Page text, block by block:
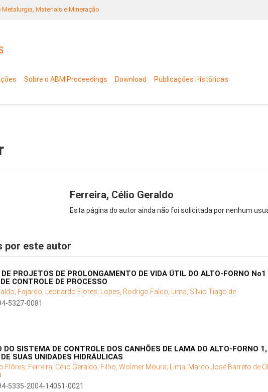
Materiais e Mineração
Sobre o ABM Proceedings Download Publicações Históricas
Ferreira, Célio Geraldo
Esta página do autor ainda não foi solicitada por nenhum
por este autor
PROJETOS DE PROLONGAMENTO DE VIDA ÚTIL DO ALTO-FORNO
CONTROLE DE PROCESSO
Fajardo, Leonardo Flores; Lopes, Rodrigo Falco; Lima, Sílvio Tiago de
5327-0081
DO SISTEMA DE CONTROLE DOS CANHÕES DE LAMA DO ALTO-FORNO
SUAS UNIDADES HIDRÁULICAS
Flôres; Ferreira, Célio Geraldo; Filho, Wolmer Moura; Lima, Marco José Barreto de
5335-2004-14051-0021